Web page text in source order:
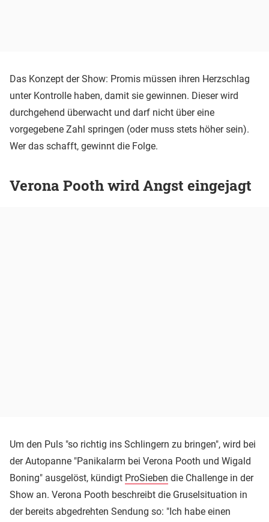
Das Konzept der Show: Promis müssen ihren Herzschlag
unter Kontrolle haben, damit sie gewinnen. Dieser wird
durchgehend überwacht und darf nicht über eine
vorgegebene Zahl springen (oder muss stets höher sein).
Wer das schafft, gewinnt die Folge.
Verona Pooth wird Angst eingejagt
Um den Puls "so richtig ins Schlingern zu bringen", wird bei
der Autopanne "Panikalarm bei Verona Pooth und Wigald
Boning" ausgelöst, kündigt ProSieben die Challenge in der
Show an. Verona Pooth beschreibt die Gruselsituation in
der bereits abgedrehten Sendung so: "Ich habe einen